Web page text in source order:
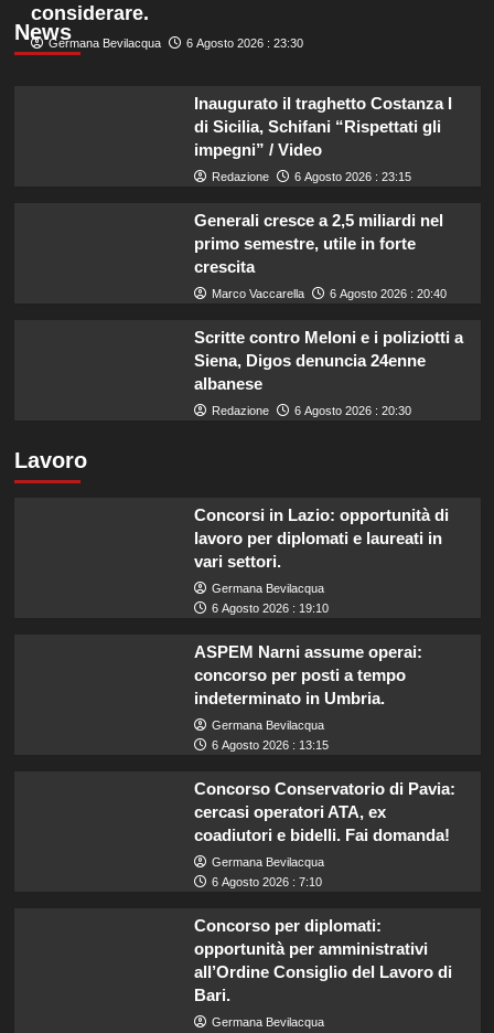
News
considerare.
Germana Bevilacqua 6 Agosto 2026 : 23:30
Inaugurato il traghetto Costanza I
di Sicilia, Schifani “Rispettati gli
impegni” / Video
Redazione 6 Agosto 2026 : 23:15
Generali cresce a 2,5 miliardi nel
primo semestre, utile in forte
crescita
Marco Vaccarella 6 Agosto 2026 : 20:40
Scritte contro Meloni e i poliziotti a
Siena, Digos denuncia 24enne
albanese
Redazione 6 Agosto 2026 : 20:30
Lavoro
Concorsi in Lazio: opportunità di
lavoro per diplomati e laureati in
vari settori.
Germana Bevilacqua
6 Agosto 2026 : 19:10
ASPEM Narni assume operai:
concorso per posti a tempo
indeterminato in Umbria.
Germana Bevilacqua
6 Agosto 2026 : 13:15
Concorso Conservatorio di Pavia:
cercasi operatori ATA, ex
coadiutori e bidelli. Fai domanda!
Germana Bevilacqua
6 Agosto 2026 : 7:10
Concorso per diplomati:
opportunità per amministrativi
all’Ordine Consiglio del Lavoro di
Bari.
Germana Bevilacqua